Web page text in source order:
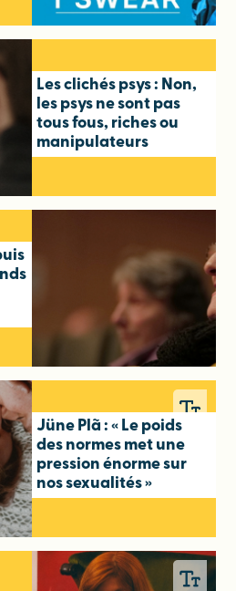
Les clichés psys : Non,
les psys ne sont pas
tous fous, riches ou
manipulateurs
Jüne Plã : « Le poids
des normes met une
pression énorme sur
nos sexualités »